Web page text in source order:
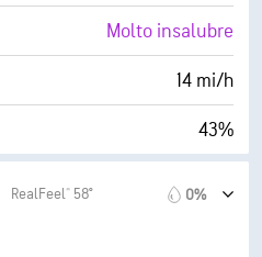
6 mi
30000 ft
Molto insalubre
14 mi/h
43%
RealFeel® 58° 0%